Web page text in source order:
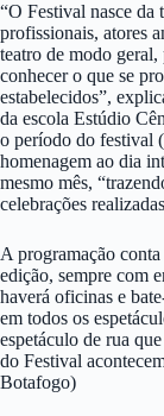
“O Festival nasce da
profissionais, atores
teatro de modo geral,
conhecer o que se
estabelecidos”,
da escola Estúdio
o período do festival
homenagem ao dia
mesmo mês,
celebrações
A programação
edição, sempre com
haverá oficinas e
em todos os
espetáculo de rua
do Festival
Botafogo)